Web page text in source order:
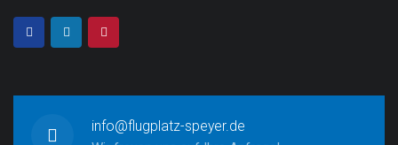
info@flugplatz-speyer.de